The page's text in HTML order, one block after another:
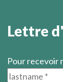
Lettre
Pour recevoir